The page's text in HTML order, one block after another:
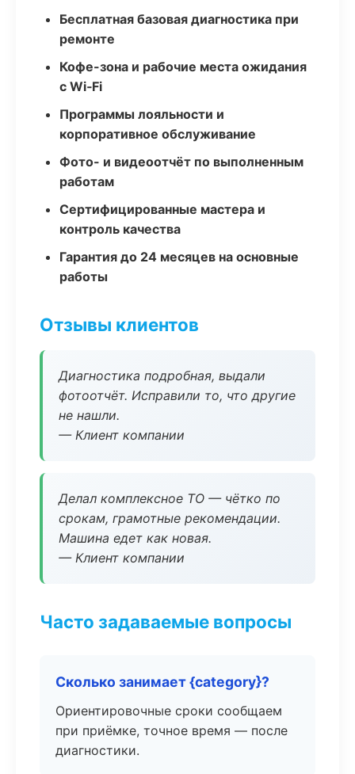
Бесплатная базовая диагностика при
ремонте
Кофе-зона и рабочие места ожидания
с Wi‑Fi
Программы лояльности и
корпоративное обслуживание
Фото- и видеоотчёт по выполненным
работам
Сертифицированные мастера и
контроль качества
Гарантия до 24 месяцев на основные
работы
Отзывы клиентов
Диагностика подробная, выдали
фотоотчёт. Исправили то, что другие
не нашли.
— Клиент компании
Делал комплексное ТО — чётко по
срокам, грамотные рекомендации.
Машина едет как новая.
— Клиент компании
Часто задаваемые вопросы
Сколько занимает {category}?
Ориентировочные сроки сообщаем
при приёмке, точное время — после
диагностики.